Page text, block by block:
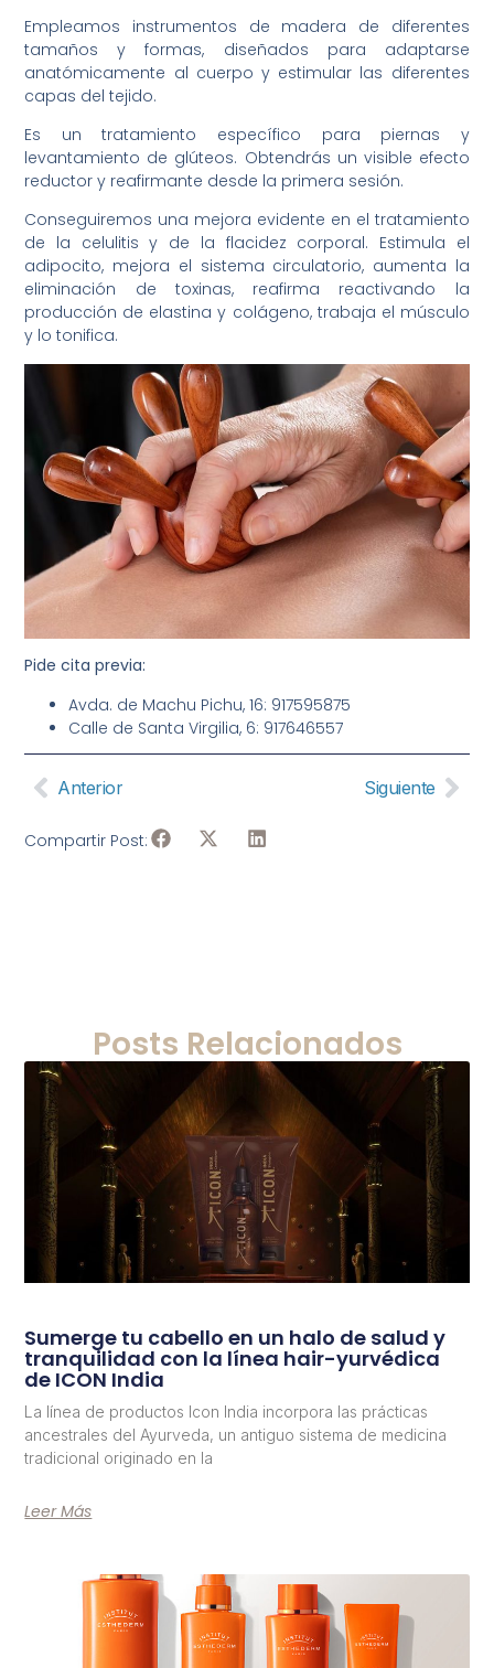
Empleamos instrumentos de madera de diferentes
tamaños y formas, diseñados para adaptarse
anatómicamente al cuerpo y estimular las diferentes
capas del tejido.
Es un tratamiento específico para piernas y
levantamiento de glúteos. Obtendrás un visible efecto
reductor y reafirmante desde la primera sesión.
Conseguiremos una mejora evidente en el tratamiento
de la celulitis y de la flacidez corporal. Estimula el
adipocito, mejora el sistema circulatorio, aumenta la
eliminación de toxinas, reafirma reactivando la
producción de elastina y colágeno, trabaja el músculo
y lo tonifica.
Pide cita previa:
Avda. de Machu Pichu, 16: 917595875
Calle de Santa Virgilia, 6: 917646557
Anterior Siguiente
Compartir Post:
Posts Relacionados
Sumerge tu cabello en un halo de salud y
tranquilidad con la línea hair-yurvédica
de ICON India
La línea de productos Icon India incorpora las prácticas
ancestrales del Ayurveda, un antiguo sistema de medicina
tradicional originado en la
Leer Más